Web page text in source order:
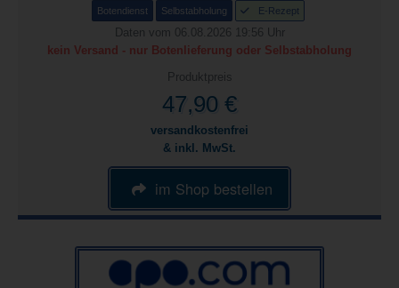
Botendienst Selbstabholung E-Rezept
Daten vom 06.08.2026 19:56 Uhr
kein Versand - nur Botenlieferung oder Selbstabholung
Produktpreis
47,90 €
versandkostenfrei
& inkl. MwSt.
im Shop bestellen